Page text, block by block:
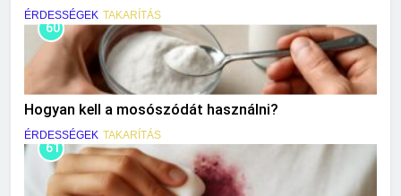
ÉRDESSÉGEK TAKARÍTÁS
60
Hogyan kell a mosószódát használni?
ÉRDESSÉGEK TAKARÍTÁS
61